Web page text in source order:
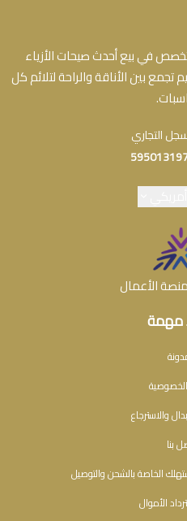
مهمة
والاسترجاع
بنا
الخاصة بالشحن والتوصيل
الأموال
في بيع أحدث صيحات الأزياء
تجمع بين الأناقة والراحة لتلائم كل
التجاري
الأعمال